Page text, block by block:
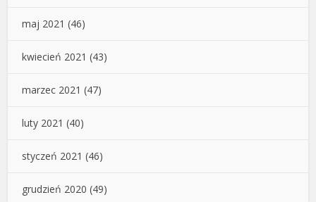
maj 2021 (46)
kwiecień 2021 (43)
marzec 2021 (47)
luty 2021 (40)
styczeń 2021 (46)
grudzień 2020 (49)